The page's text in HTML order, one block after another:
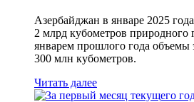
Азербайджан в январе 2025
2 млрд кубометров природного
январем прошлого года объемы
300 млн кубометров.
Читать далее